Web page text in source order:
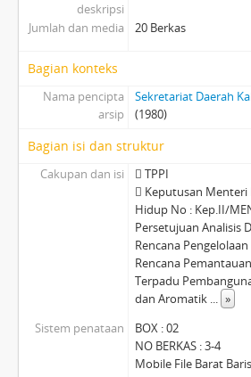
deskripsi
Jumlah dan media 20 Berkas
Bagian konteks
Nama pencipta
arsip
Sekretariat Daerah
(1980)
Bagian isi dan struktur
Cakupan dan isi
 TPPI
 Keputusan Menteri
Hidup No : Kep.II/
Persetujuan Analisis
Rencana
Rencana
Terpadu
dan Aromatik ... »
Sistem penataan
BOX : 02
NO BERKAS : 3-4
Mobile File Barat